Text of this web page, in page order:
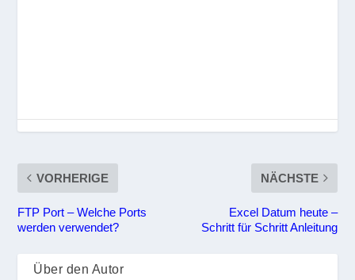
VORHERIGE
FTP Port – Welche Ports
werden verwendet?
NÄCHSTE
Excel Datum heute –
Schritt für Schritt Anleitung
Über den Autor